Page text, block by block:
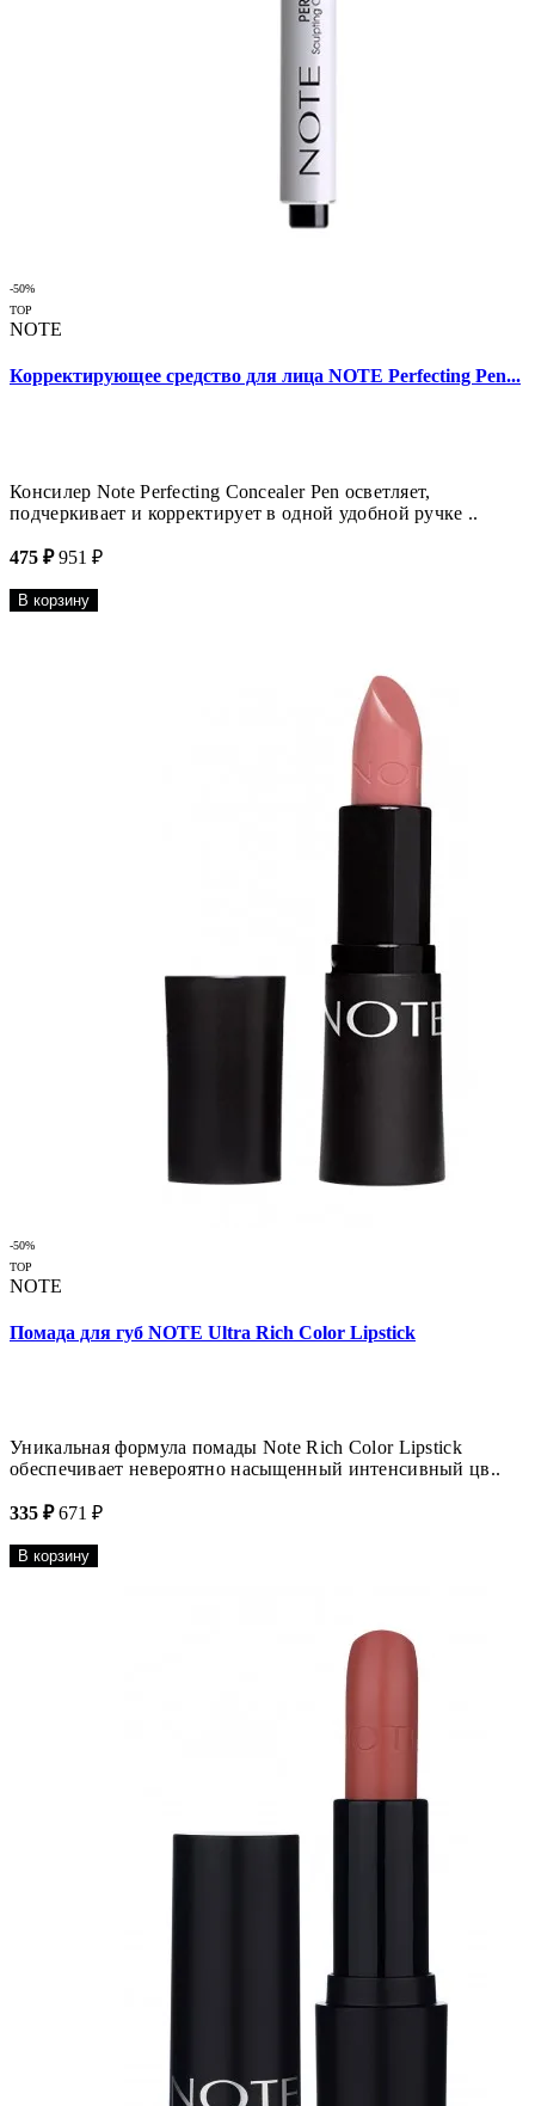
-50%
TOP
NOTE
Корректирующее средство для лица NOTE Perfecting Pen...
Консилер Note Perfecting Concealer Pen осветляет,
подчеркивает и корректирует в одной удобной ручке ..
475 ₽ 951 ₽
В корзину
-50%
TOP
NOTE
Помада для губ NOTE Ultra Rich Color Lipstick
Уникальная формула помады Note Rich Color Lipstick
обеспечивает невероятно насыщенный интенсивный цв..
335 ₽ 671 ₽
В корзину